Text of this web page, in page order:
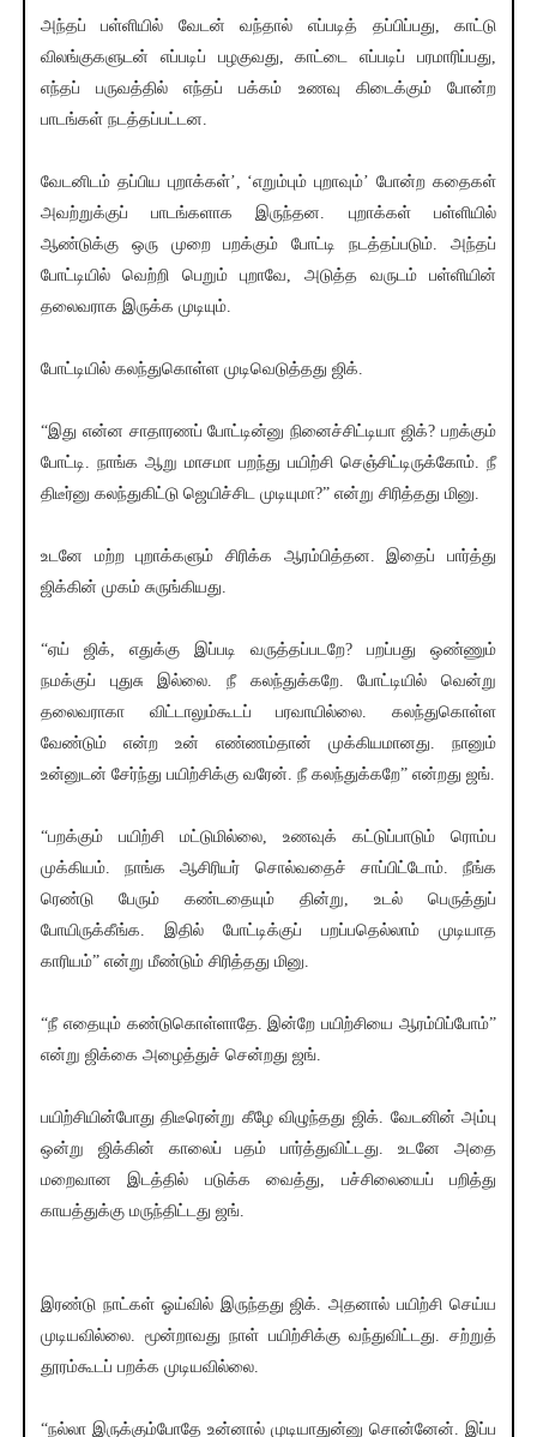
அந்தப் பள்ளியில் வேடன் வந்தால் எப்படித் தப்பிப்பது, காட்டு
விலங்குகளுடன் எப்படிப் பழகுவது, காட்டை எப்படிப் பரமாரிப்பது,
எந்தப் பருவத்தில் எந்தப் பக்கம் உணவு கிடைக்கும் போன்ற
பாடங்கள் நடத்தப்பட்டன.
வேடனிடம் தப்பிய புறாக்கள்’, ‘எறும்பும் புறாவும்’ போன்ற கதைகள்
அவற்றுக்குப் பாடங்களாக இருந்தன. புறாக்கள் பள்ளியில்
ஆண்டுக்கு ஒரு முறை பறக்கும் போட்டி நடத்தப்படும். அந்தப்
போட்டியில் வெற்றி பெறும் புறாவே, அடுத்த வருடம் பள்ளியின்
தலைவராக இருக்க முடியும்.
போட்டியில் கலந்துகொள்ள முடிவெடுத்தது ஜிக்.
“இது என்ன சாதாரணப் போட்டின்னு நினைச்சிட்டியா ஜிக்? பறக்கும்
போட்டி. நாங்க ஆறு மாசமா பறந்து பயிற்சி செஞ்சிட்டிருக்கோம். நீ
திடீர்னு கலந்துகிட்டு ஜெயிச்சிட முடியுமா?” என்று சிரித்தது மினு.
உடனே மற்ற புறாக்களும் சிரிக்க ஆரம்பித்தன. இதைப் பார்த்து
ஜிக்கின் முகம் சுருங்கியது.
“ஏய் ஜிக், எதுக்கு இப்படி வருத்தப்படறே? பறப்பது ஒண்ணும்
நமக்குப் புதுசு இல்லை. நீ கலந்துக்கறே. போட்டியில் வென்று
தலைவராகா விட்டாலும்கூடப் பரவாயில்லை. கலந்துகொள்ள
வேண்டும் என்ற உன் எண்ணம்தான் முக்கியமானது. நானும்
உன்னுடன் சேர்ந்து பயிற்சிக்கு வரேன். நீ கலந்துக்கறே” என்றது ஜங்.
“பறக்கும் பயிற்சி மட்டுமில்லை, உணவுக் கட்டுப்பாடும் ரொம்ப
முக்கியம். நாங்க ஆசிரியர் சொல்வதைச் சாப்பிட்டோம். நீங்க
ரெண்டு பேரும் கண்டதையும் தின்று, உடல் பெருத்துப்
போயிருக்கீங்க. இதில் போட்டிக்குப் பறப்பதெல்லாம் முடியாத
காரியம்” என்று மீண்டும் சிரித்தது மினு.
“நீ எதையும் கண்டுகொள்ளாதே. இன்றே பயிற்சியை ஆரம்பிப்போம்”
என்று ஜிக்கை அழைத்துச் சென்றது ஜங்.
பயிற்சியின்போது திடீரென்று கீழே விழுந்தது ஜிக். வேடனின் அம்பு
ஒன்று ஜிக்கின் காலைப் பதம் பார்த்துவிட்டது. உடனே அதை
மறைவான இடத்தில் படுக்க வைத்து, பச்சிலையைப் பறித்து
காயத்துக்கு மருந்திட்டது ஜங்.
இரண்டு நாட்கள் ஓய்வில் இருந்தது ஜிக். அதனால் பயிற்சி செய்ய
முடியவில்லை. மூன்றாவது நாள் பயிற்சிக்கு வந்துவிட்டது. சற்றுத்
தூரம்கூடப் பறக்க முடியவில்லை.
“நல்லா இருக்கும்போதே உன்னால் முடியாதுன்னு சொன்னேன். இப்ப